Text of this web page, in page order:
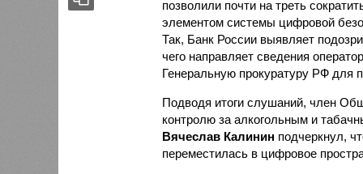
позволили почти на треть
элементом системы цифровой
Так, Банк России выявляет
чего направляет сведения
Генеральную прокуратуру РФ для
Подводя итоги слушаний, член
контролю за алкогольным и
Вячеслав Калинин подчеркнул,
переместилась в цифровое